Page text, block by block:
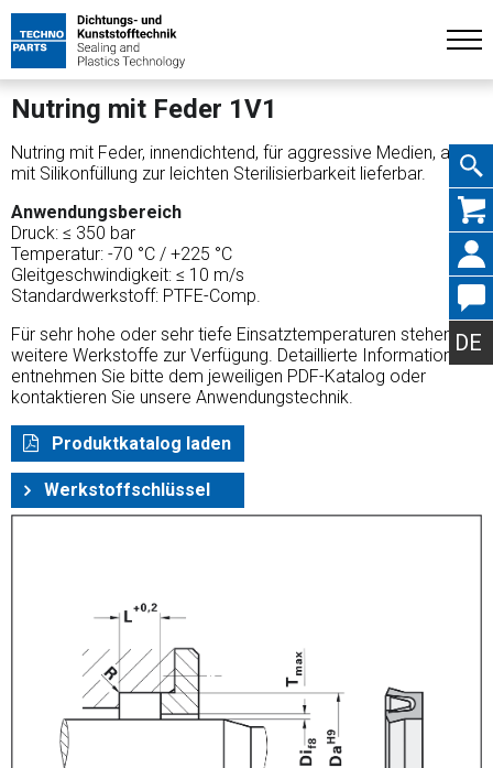
DE
Nutring mit Feder 1V1
Nutring mit Feder, innendichtend, für aggressive Medien, auch
mit Silikonfüllung zur leichten Sterilisierbarkeit lieferbar.
Anwendungsbereich
Druck: ≤ 350 bar
Temperatur: -70 °C / +225 °C
Gleitgeschwindigkeit: ≤ 10 m/s
Standardwerkstoff: PTFE-Comp.
Für sehr hohe oder sehr tiefe Einsatztemperaturen stehen
weitere Werkstoffe zur Verfügung. Detaillierte Informationen
entnehmen Sie bitte dem jeweiligen PDF-Katalog oder
kontaktieren Sie unsere Anwendungstechnik.
Produktkatalog laden
Werkstoffschlüssel